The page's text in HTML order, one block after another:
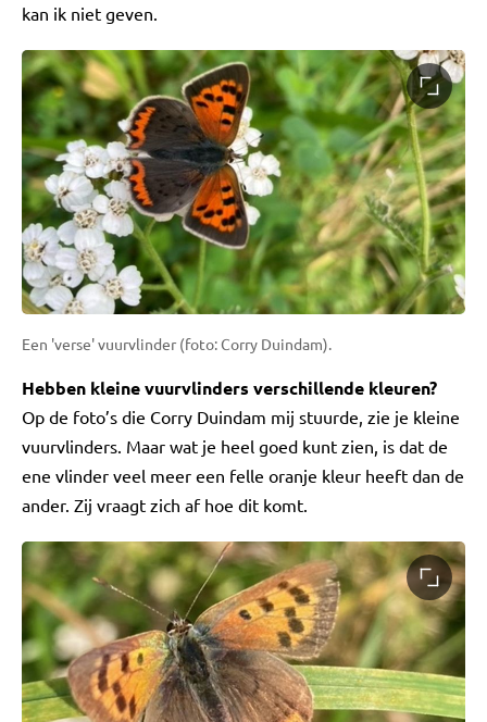
kan ik niet geven.
Een 'verse' vuurvlinder (foto: Corry Duindam).
Hebben kleine vuurvlinders verschillende kleuren?
Op de foto’s die Corry Duindam mij stuurde, zie je kleine
vuurvlinders. Maar wat je heel goed kunt zien, is dat de
ene vlinder veel meer een felle oranje kleur heeft dan de
ander. Zij vraagt zich af hoe dit komt.